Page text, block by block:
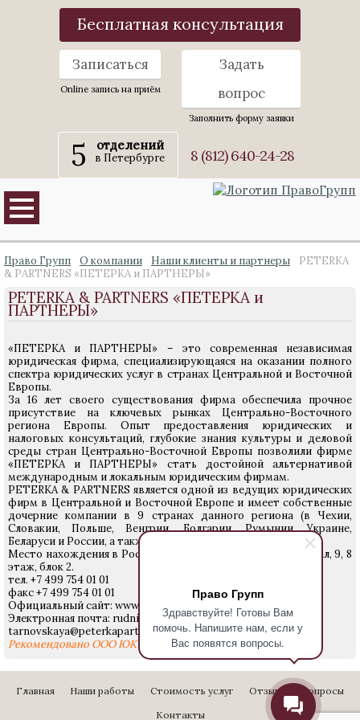
Право Групп
Здравствуйте! Готовы Вам
помочь. Напишите нам, если у
Вас появятся вопросы.
Бесплатная консультация
Записаться
Online запись на приём
Задать
вопрос
Заполнить форму заявки
5 отделений
в Петербурге 8 (812) 640-24-28
Право Групп О компании Наши клиенты и партнеры
PETERKA
& PARTNERS «ПЕТЕРКА и ПАРТНЕРЫ»
PETERKA & PARTNERS «ПЕТЕРКА и
ПАРТНЕРЫ»
«ПЕТЕРКА и ПАРТНЕРЫ» – это современная независимая
юридическая фирма, специализирующаяся на оказании полного
спектра юридических услуг в странах Центральной и Восточной
Европы.
За 16 лет своего существования фирма обеспечила прочное
присутствие на ключевых рынках Центрально-Восточного
региона Европы. Опыт предоставления юридических и
налоговых консультаций, глубокие знания культуры и деловой
среды стран Центрально-Восточной Европы позволили фирме
«ПЕТЕРКА и ПАРТНЕРЫ» стать достойной альтернативой
международным и локальным юридическим фирмам.
PETERKA & PARTNERS является одной из ведущих юридических
фирм в Центральной и Восточной Европе и имеет собственные
дочерние компании в 9 странах данного региона (в Чехии,
Словакии, Польше, Венгрии, Болгарии, Румынии, Украине,
Беларуси и России, а также в скоро времени и в Хорватии).
Место нахождения в России: 105064, г. Москва Земляной вал, 9, 8
этаж, блок 2.
тел. +7 499 754 01 01
факс +7 499 754 01 01
Официальный сайт: www.peterkapartners.com
Электронная почта: rudnitskiy@peterkapartners.ru
tarnovskaya@peterkapartners.ru
Рекомендовано ООО ЮК «Право Групп»
Главная Наши работы Стоимость услуг Отзывы
Вопросы
Контакты